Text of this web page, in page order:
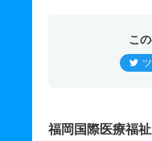
こ
福岡国際医療福